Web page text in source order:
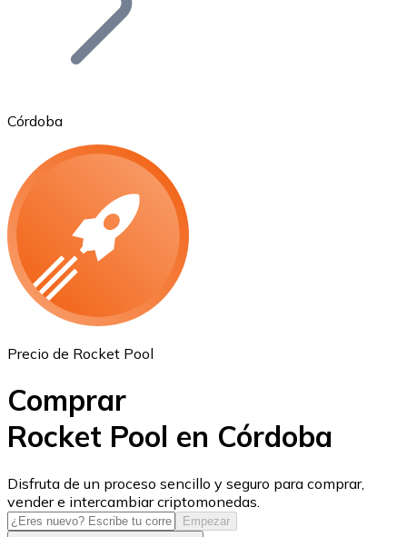
Ethereum
USD Coin
USDC
Córdoba
Precio de Rocket Pool
Comprar
Rocket Pool en Córdoba
Disfruta de un proceso sencillo y seguro para comprar,
vender e intercambiar criptomonedas.
Empezar